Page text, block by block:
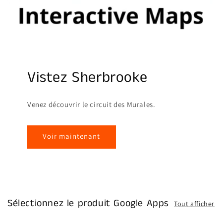
Vistez Sherbrooke
Venez découvrir le circuit des Murales.
Voir maintenant
Sélectionnez le produit Google Apps Tout afficher